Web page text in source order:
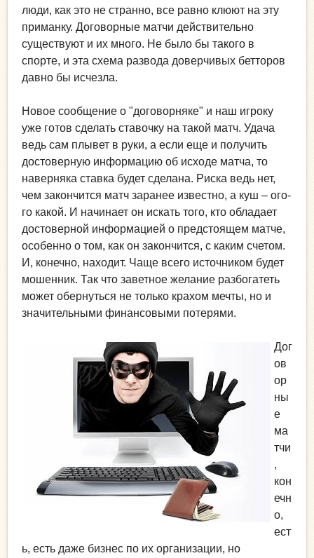
люди, как это не странно, все равно клюют на эту
приманку. Договорные матчи действительно
существуют и их много. Не было бы такого в
спорте, и эта схема развода доверчивых бетторов
давно бы исчезла.
Новое сообщение о "договорняке" и наш игроку
уже готов сделать ставочку на такой матч. Удача
ведь сам плывет в руки, а если еще и получить
достоверную информацию об исходе матча, то
наверняка ставка будет сделана. Риска ведь нет,
чем закончится матч заранее известно, а куш – ого-
го какой. И начинает он искать того, кто обладает
достоверной информацией о предстоящем матче,
особенно о том, как он закончится, с каким счетом.
И, конечно, находит. Чаще всего источником будет
мошенник. Так что заветное желание разбогатеть
может обернуться не только крахом мечты, но и
значительными финансовыми потерями.
Дог
ов
ор
ны
е
ма
тчи
,
кон
ечн
о,
ест
ь, есть даже бизнес по их организации, но